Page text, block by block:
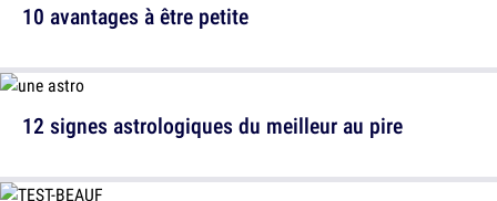
10 avantages à être petite
12 signes astrologiques du meilleur au pire